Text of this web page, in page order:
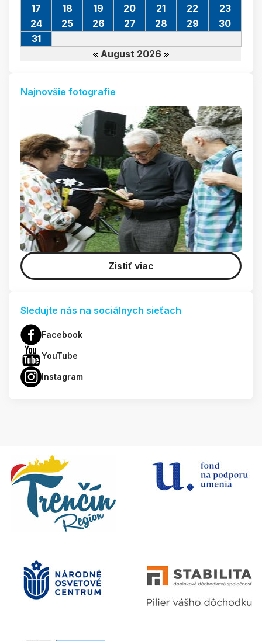
August 2026
17
18 19 20 21 22
23
24
25 26 27 28 29
30
31
Najnovšie fotografie
Zistiť viac
Sledujte nás na sociálnych sieťach
Facebook
YouTube
Instagram